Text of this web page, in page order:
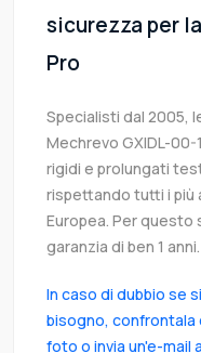
sicurezza per
Pro
Specialisti dal 2005,
Mechrevo GXIDL-
rigidi e prolungati
rispettando tutti i più
Europea. Per questo
garanzia di ben 1 anni.
In caso di dubbio se
bisogno, confrontala
foto o invia un'e-mail